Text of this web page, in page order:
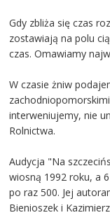
Gdy zbliża się czas
zostawiają na polu
czas. Omawiamy
W czasie żniw
interweniujemy, nie
Rolnictwa.
Audycja "Na
wiosną 1992 roku, a
po raz 500. Jej
Bienioszek i